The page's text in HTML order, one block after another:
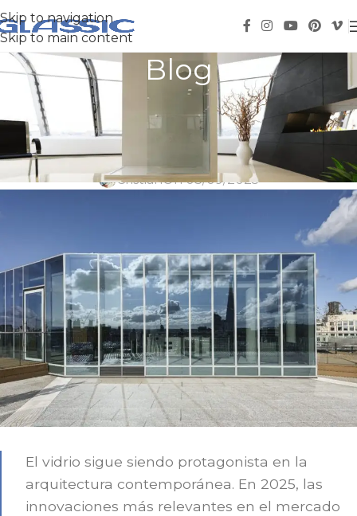
Skip to navigation
Skip to main content
Blog
Innovaciones en vidrio para
construcción 2025
CristianOn 03/09/2025
El vidrio sigue siendo protagonista en la
arquitectura contemporánea. En 2025, las
innovaciones más relevantes en el mercado